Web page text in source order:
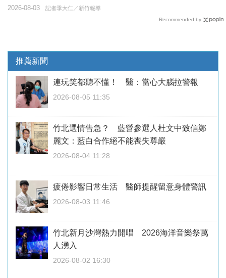
記者季大仁／新竹報導
2026-08-03
Recommended by
推薦新聞
連玩笑都聽不懂！ 醫：當心大腦拉警報
2026-08-05 11:35
竹北選情告急？ 藍營參選人杜文中致信鄭
麗文：藍白合作絕不能喪失尊嚴
2026-08-04 11:28
疲倦影響日常生活 醫師提醒留意身體警訊
2026-08-03 11:46
竹北新月沙灣熱力開唱 2026海洋音樂祭萬
人湧入
2026-08-02 16:30